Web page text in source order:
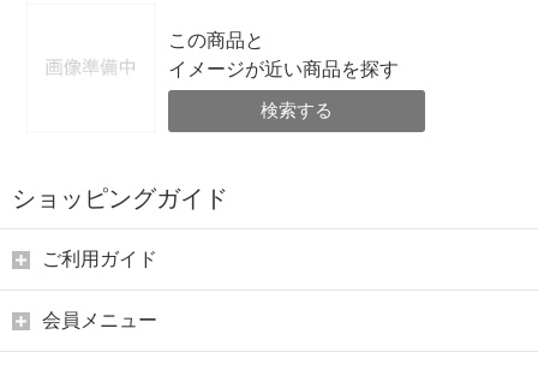
この商品と
イメージが近い商品を探す
検索する
ショッピングガイド
ご利用ガイド
会員メニュー